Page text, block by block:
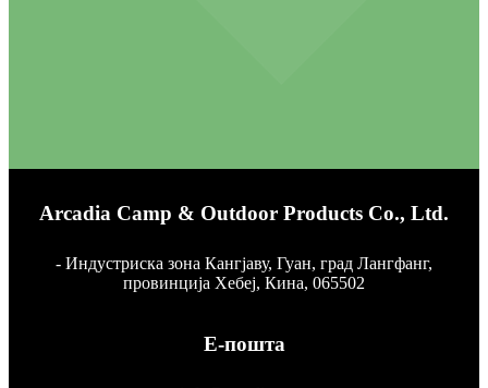
Arcadia Camp & Outdoor Products Co., Ltd.
- Индустриска зона Кангјаву, Гуан, град Лангфанг,
провинција Хебеј, Кина, 065502
Е-пошта